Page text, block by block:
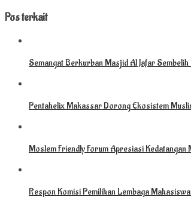
Pos terkait
Semangat Berkurban Masjid Al Jafar
Pentahelix Makassar Dorong Ekosistem
Moslem Friendly Forum Apresiasi
Respon Komisi Pemilihan Lembaga